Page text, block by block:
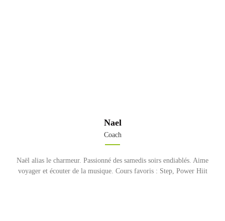
Nael
Coach
Naël alias le charmeur. Passionné des samedis soirs endiablés. Aime
voyager et écouter de la musique. Cours favoris : Step, Power Hiit